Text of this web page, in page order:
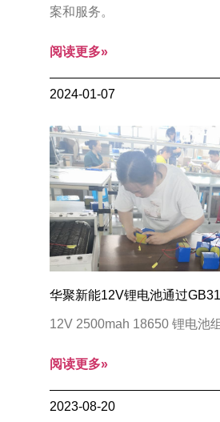
案和服务。
阅读更多»
2024-01-07
华聚新能12V锂电池通过
12V 2500mah 18650 锂电池
阅读更多»
2023-08-20